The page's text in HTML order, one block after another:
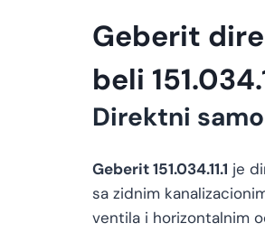
Geberit
beli
Direktni
Geberit 151.034.11.1 je
sa zidnim
ventila i horizontalnim